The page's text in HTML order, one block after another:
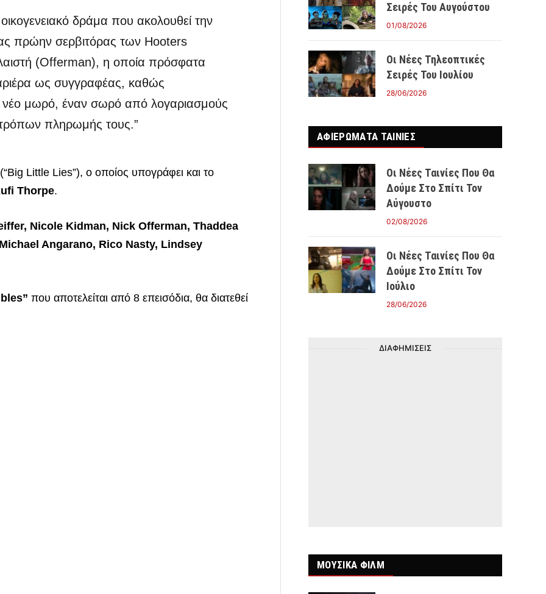
δράμα που ακολουθεί την
πρώην σερβιτόρας των Hooters
(Offerman), η οποία πρόσφατα
ως συγγραφέας, καθώς
νέο μωρό, έναν σωρό από λογαριασμούς
τρόπων πληρωμής τους.”
(“Big Little Lies”), ο οποίος υπογράφει και το
Thorpe.
Nicole Kidman, Nick Offerman, Thaddea
Angarano, Rico Nasty, Lindsey
που αποτελείται από 8 επεισόδια, θα διατεθεί
Σειρές Του Αυγούστου
01/08/2026
Οι Νέες Τηλεοπτικές
Σειρές Του Ιουλίου
28/06/2026
ΑΦΙΕΡΩΜΑΤΑ ΤΑΙΝΊΕΣ
Οι Νέες Ταινίες Που Θα
Δούμε Στο Σπίτι Τον
Αύγουστο
02/08/2026
Οι Νέες Ταινίες Που Θα
Δούμε Στο Σπίτι Τον
Ιούλιο
28/06/2026
ΔΙΑΦΗΜΙΣΕΙΣ
ΜΟΥΣΙΚΑ ΦΙΛΜ